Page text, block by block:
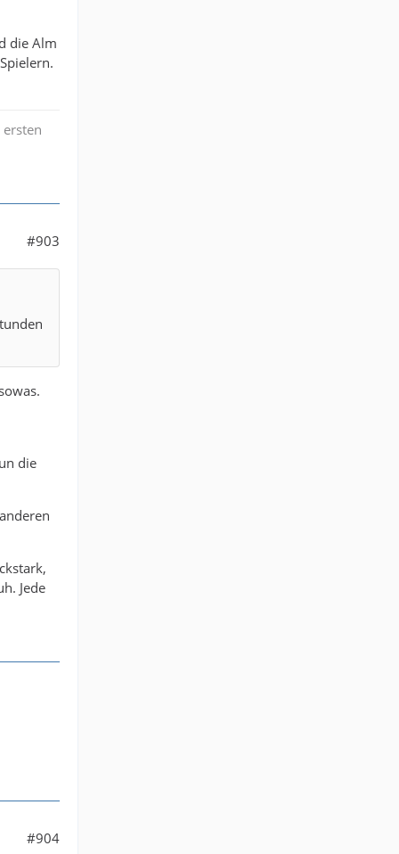
die Alm
#903
die
Jede
#904